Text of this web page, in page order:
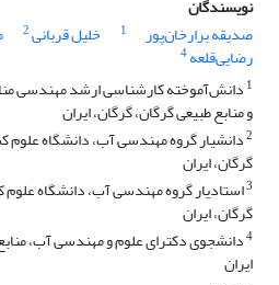
نویسندگان
صدیقه برارخان‌پور
1 خلیل قربانی2
رضایی‌قلعه4
1 دانش‌آموخته کارشناسی ارشد مهندسی
و منابع طبیعی گرگان، گرگان، ایران
2دانشیار گروه مهندسی آب، دانشگاه علوم
گرگان، ایران
3استادیار گروه مهندسی آب، دانشگاه علوم
گرگان، ایران
4دانشجوی دکترای علوم و مهندسی آب،
ایران